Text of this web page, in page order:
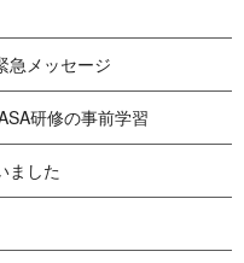
急メッセージ
研修の事前学習
ました